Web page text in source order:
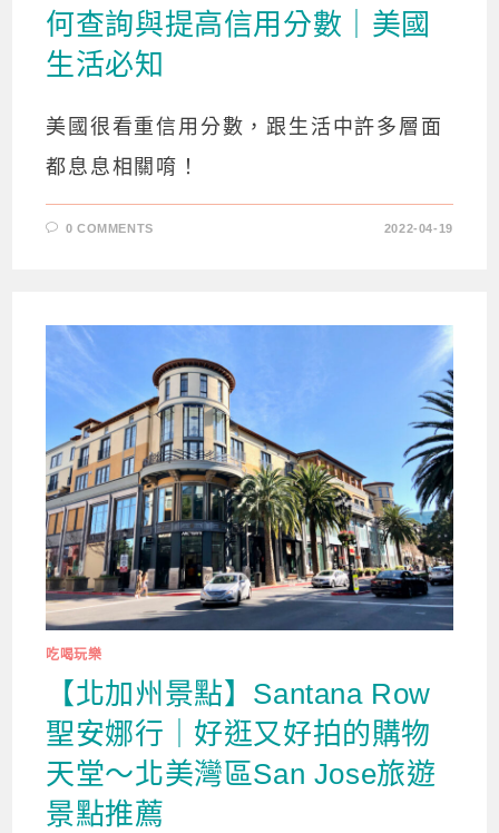
何查詢與提高信用分數｜美國
生活必知
美國很看重信用分數，跟生活中許多層面
都息息相關唷！
0 COMMENTS 2022-04-19
吃喝玩樂
【北加州景點】Santana Row
聖安娜行｜好逛又好拍的購物
天堂～北美灣區San Jose旅遊
景點推薦